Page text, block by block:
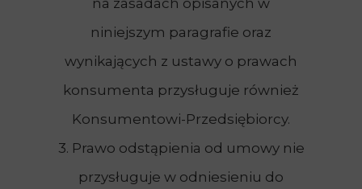
na zasadach opisanych w
niniejszym paragrafie oraz
wynikających z ustawy o prawach
konsumenta przysługuje również
Konsumentowi-Przedsiębiorcy.
3. Prawo odstąpienia od umowy nie
przysługuje w odniesieniu do